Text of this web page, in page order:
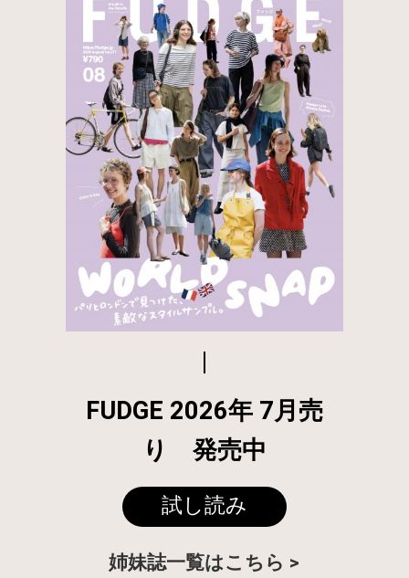
FUDGE 2026年 7月売
り 発売中
試し読み
姉妹誌一覧はこちら